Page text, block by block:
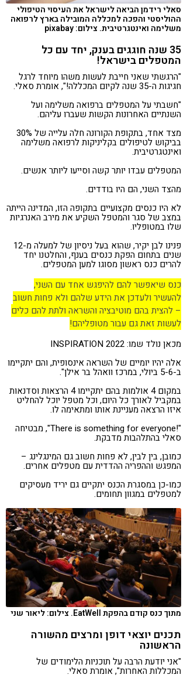
סאלי רידמן הביאה לישראל את העיסוי הטיפולי
ההוליסטי והפכה למכללה המובילה בארץ לרפואה
משלימה ואינטגרטיבית. צילום: pixabay
35 שנה חוגגים בענק, יחד עם כל
המטפלים בישראל!
"הרגשתי שאני חייבת לעשות משהו מיוחד לרגל
חגיגות ה-35 שנה לקיום המכללה!", אומרת סאלי.
"חשבתי על המטפלים ברפואה משלימה ועל
השנתיים האחרונות הקשות שעברו עליהם.
מצד אחד, בתקופת הקורונה חלה עלייה של 30%
בביקוש לטיפולים בקליניקות לרפואה משלימה
ואינטגרטיבית.
המטפלים עבדו יותר קשה וסייעו ליותר אנשים.
מהצד השני, הם היו בודדים.
לא היו כנסים מקצועיים בתקופה הזו, המדינה הייתה
במצב של סגר והמטפל השקיע את מירב האנרגיות
שלו במטופליו.
פנינו לבן יקיר, שהוא בעל ניסיון של למעלה מ-12
שנים בתחום הפקת כנסים בענף, והחלטנו יחד
להרים כנס ראשון מסוגו למען המטפלים.
כנס שיאפשר להם להיפגש אחד עם השני,
להעשיר ולעדכן את הידע שלהם ולא פחות חשוב
– להצית בהם מוטיבציה והשראה ולתת להם כלים
לעשות זאת גם עבור מטופליהם!
מכאן נולד שמו: INSPIRATION 2022
אלה יהיו יומיים של השראה אינסופית, והם יתקיימו
ב-5-6 ביולי, במרכז וואהל בר אילן".
במקום 4 אולמות בהם יתקיימו 4 הרצאות וסדנאות
במקביל לאורך כל היום, וכל מטפל יוכל להחליט
איזו הרצאה מעניינת אותו ומתאימה לו.
"!There is something for everyone", מבטיחה
סאלי בהתלהבות מדבקת.
כמובן, בין לבין, לא פחות חשוב גם המינגלינג –
המפגש וההפריה ההדדית עם מטפלים אחרים.
כמו-כן במסגרת הכנס יתקיים גם יריד מעסיקים
למטפלים במגוון תחומים.
מתוך כנס קודם בהפקת EatWell. צילום: ליאור שני
תכנים יוצאי דופן ומרצים מהשורה
הראשונה
"אני יודעת הרבה על תוכניות הלימודים של
המכללות האחרות", אומרת סאלי.